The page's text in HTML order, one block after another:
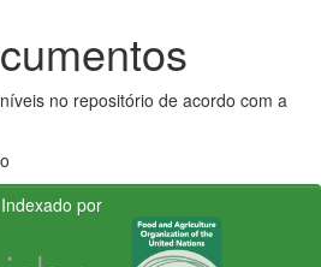
no repositório de acordo com a
Indexado por